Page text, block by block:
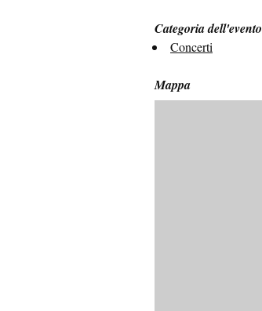
Categoria dell'evento
Concerti
Mappa